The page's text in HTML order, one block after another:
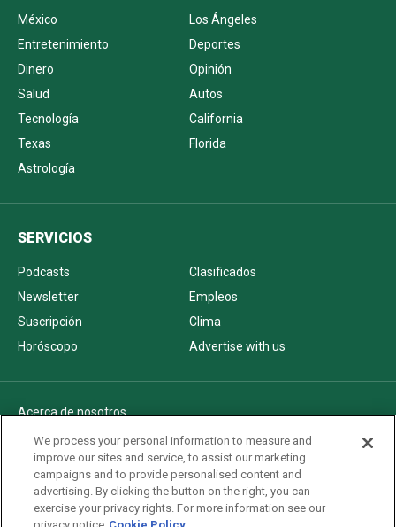
México
Los Ángeles
Entretenimiento
Deportes
Dinero
Opinión
Salud
Autos
Tecnología
California
Texas
Florida
Astrología
SERVICIOS
Podcasts
Clasificados
Newsletter
Empleos
Suscripción
Clima
Horóscopo
Advertise with us
Acerca de nosotros
Politica de privacidad
Pautas Editoriales
AdChoices
Advertise with us
We process your personal information to measure and
improve our sites and service, to assist our marketing
campaigns and to provide personalised content and
advertising. By clicking the button on the right, you can
exercise your privacy rights. For more information see our